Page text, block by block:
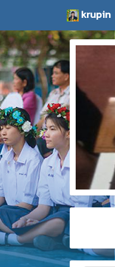
krupin